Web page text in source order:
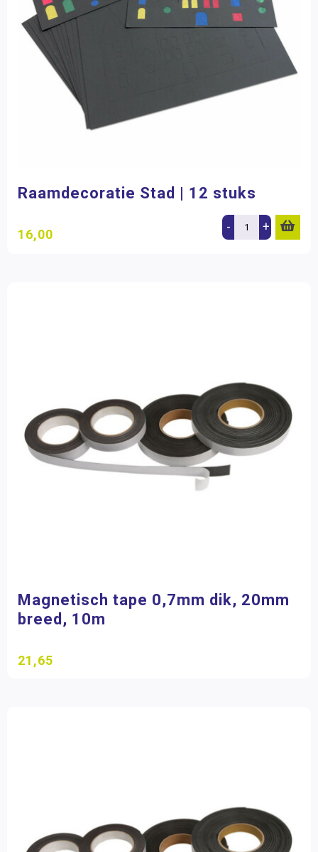
Raamdecoratie Stad | 12 stuks
16,00 - +
Magnetisch tape 0,7mm dik, 20mm
breed, 10m
21,65